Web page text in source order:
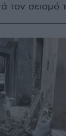
τον σεισμό